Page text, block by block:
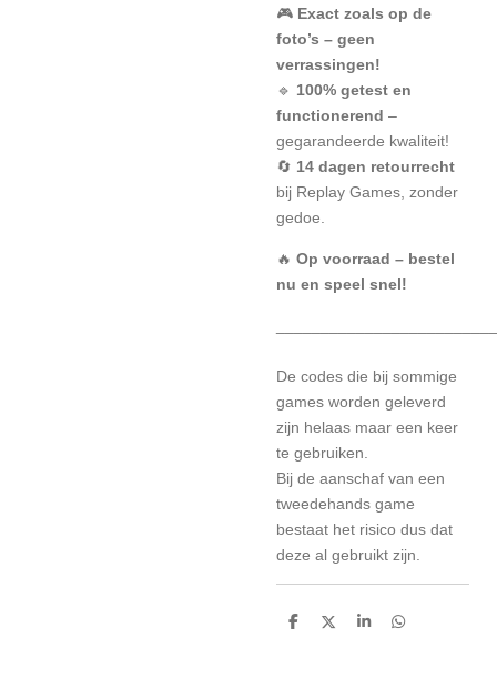
🎮 Exact zoals op de
foto’s – geen
verrassingen!
🔹 100% getest en
functionerend –
gegarandeerde kwaliteit!
🔄 14 dagen retourrecht
bij Replay Games, zonder
gedoe.
🔥 Op voorraad – bestel
nu en speel snel!
De codes die bij sommige
games worden geleverd
zijn helaas maar een keer
te gebruiken.
Bij de aanschaf van een
tweedehands game
bestaat het risico dus dat
deze al gebruikt zijn.
D
D
S
D